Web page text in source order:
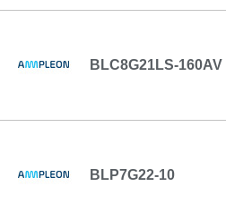
BLC8G21LS-160AV
BLP7G22-10